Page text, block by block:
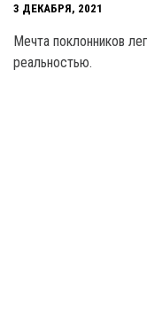
3 ДЕКАБРЯ, 2021
Мечта поклонников
реальностью.